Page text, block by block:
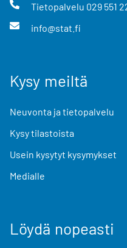
Tietopalvelu 029 551
info@stat.fi
Kysy meiltä
Neuvonta ja tietopalvelu
Kysy tilastoista
Usein kysytyt kysymykset
Medialle
Löydä nopeasti